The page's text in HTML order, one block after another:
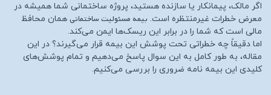
اگر مالک، پیمانکار یا سازنده هستید، پروژه ساختمانی شما همیشه در
معرض خطرات غیرمنتظره است. بیمه مسئولیت ساختمانی همان محافظ
مالی است که شما را در برابر این ریسک‌ها ایمن می‌کند.
اما دقیقاً چه خطراتی تحت پوشش این بیمه قرار می‌گیرند؟ در این
مقاله، به طور کامل به این سوال پاسخ می‌دهیم و تمام پوشش‌های
کلیدی این بیمه نامه ضروری را بررسی می‌کنیم.